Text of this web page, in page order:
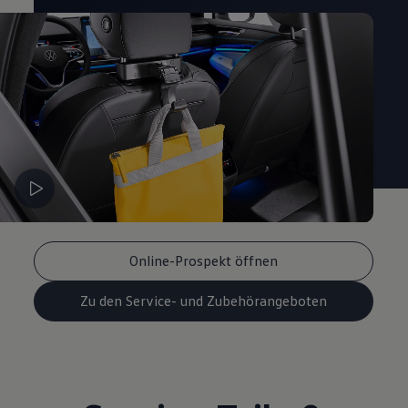
Magazin
Lifestyle
Transport
Familie
Elektromobilität
Volkswagen R
Pannen- und Unfallhilfe
Volkswagen Kundenbetreuung
Online-Prospekt öffnen
Zu den Service- und Zubehörangeboten